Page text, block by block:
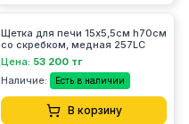
Щетка для печи 15х5,5см h70см
со скребком, медная 257LC
Цена: 53 200 тг
Наличие:
Есть в наличии
В корзину